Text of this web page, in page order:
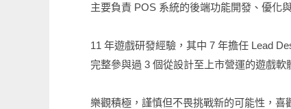
主要負責 POS 系統的後端功能開發、優化
11 年遊戲研發經驗，其中 7 年擔任 Lead
完整參與過 3 個從設計至上市營運的遊戲軟
樂觀積極，謹慎但不畏挑戰新的可能性，喜